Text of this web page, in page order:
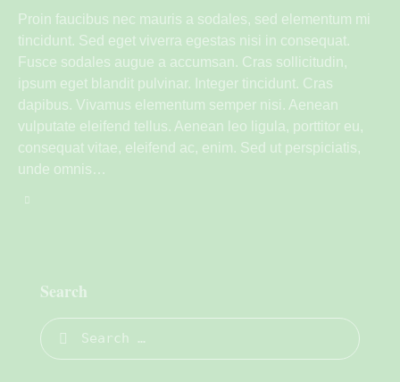
Proin faucibus nec mauris a sodales, sed elementum mi
tincidunt. Sed eget viverra egestas nisi in consequat.
Fusce sodales augue a accumsan. Cras sollicitudin,
ipsum eget blandit pulvinar. Integer tincidunt. Cras
dapibus. Vivamus elementum semper nisi. Aenean
vulputate eleifend tellus. Aenean leo ligula, porttitor eu,
consequat vitae, eleifend ac, enim. Sed ut perspiciatis,
unde omnis…
Search